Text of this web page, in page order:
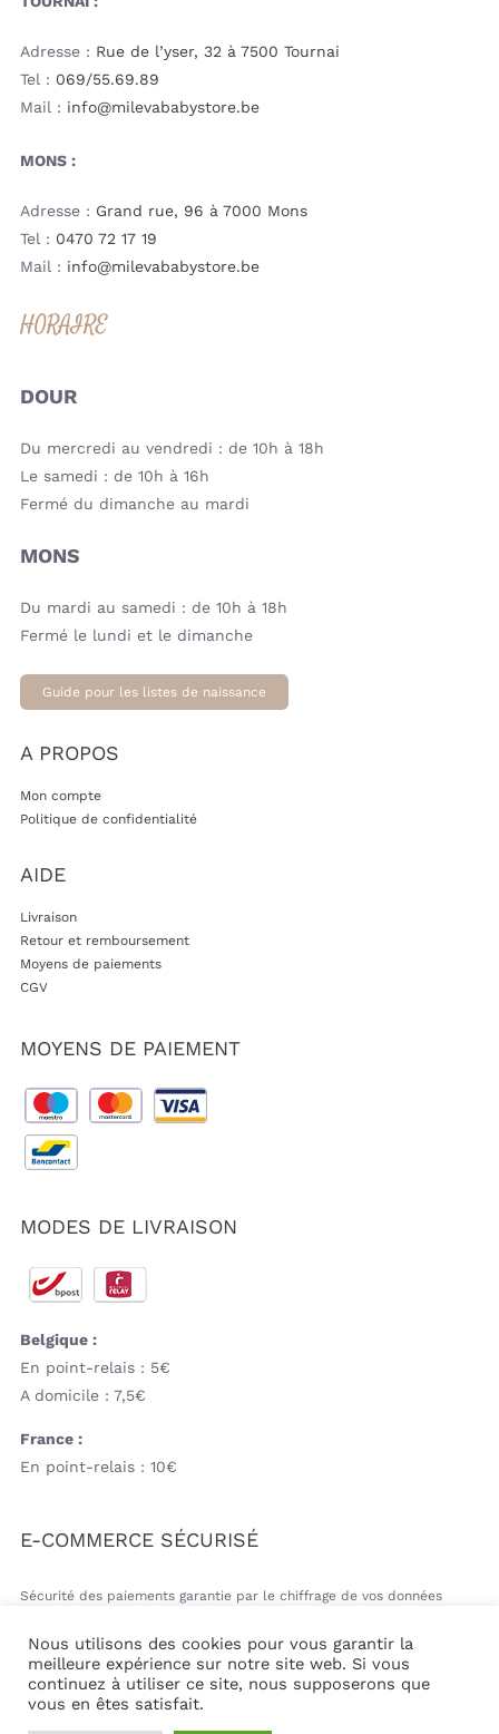
Adresse : Rue de l’yser, 32 à 7500 Tournai
Tel : 069/55.69.89
Mail : info@milevababystore.be
MONS :
Adresse : Grand rue, 96 à 7000 Mons
Tel : 0470 72 17 19
Mail : info@milevababystore.be
HORAIRE
DOUR
Du mercredi au vendredi : de 10h à 18h
Le samedi : de 10h à 16h
Fermé du dimanche au mardi
MONS
Du mardi au samedi : de 10h à 18h
Fermé le lundi et le dimanche
Guide pour les listes de naissance
A PROPOS
Mon compte
Politique de confidentialité
AIDE
Livraison
Retour et remboursement
Moyens de paiements
CGV
MOYENS DE PAIEMENT
MODES DE LIVRAISON
Belgique :
En point-relais : 5€
A domicile : 7,5€
France :
En point-relais : 10€
E-COMMERCE SÉCURISÉ
Sécurité des paiements garantie par le chiffrage de vos données
© Copyright 2026 | Mil&va Babystore All Rights Reserved
Nous utilisons des cookies pour vous garantir la
meilleure expérience sur notre site web. Si vous
continuez à utiliser ce site, nous supposerons que
vous en êtes satisfait.